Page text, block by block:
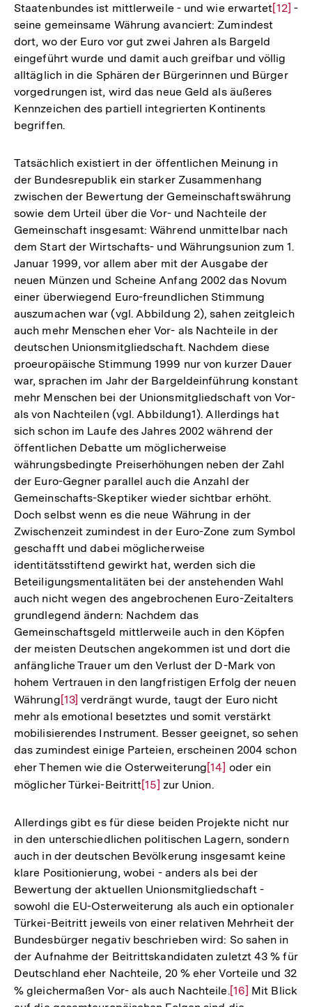
der
Fußnote
Auflösung
der
Fußnote
Staatenbundes ist mittlerweile - und wie erwartetZur
[12] -
seine gemeinsame Währung avanciert: Zumindest
dort, wo der Euro vor gut zwei Jahren als Bargeld
eingeführt wurde und damit auch greifbar und völlig
alltäglich in die Sphären der Bürgerinnen und Bürger
vorgedrungen ist, wird das neue Geld als äußeres
Kennzeichen des partiell integrierten Kontinents
begriffen.
Tatsächlich existiert in der öffentlichen Meinung in
der Bundesrepublik ein starker Zusammenhang
zwischen der Bewertung der Gemeinschaftswährung
sowie dem Urteil über die Vor- und Nachteile der
Gemeinschaft insgesamt: Während unmittelbar nach
dem Start der Wirtschafts- und Währungsunion zum 1.
Januar 1999, vor allem aber mit der Ausgabe der
neuen Münzen und Scheine Anfang 2002 das Novum
einer überwiegend Euro-freundlichen Stimmung
auszumachen war (vgl. Abbildung 2), sahen zeitgleich
auch mehr Menschen eher Vor- als Nachteile in der
deutschen Unionsmitgliedschaft. Nachdem diese
proeuropäische Stimmung 1999 nur von kurzer Dauer
war, sprachen im Jahr der Bargeldeinführung konstant
mehr Menschen bei der Unionsmitgliedschaft von Vor-
als von Nachteilen (vgl. Abbildung1). Allerdings hat
sich schon im Laufe des Jahres 2002 während der
öffentlichen Debatte um möglicherweise
währungsbedingte Preiserhöhungen neben der Zahl
der Euro-Gegner parallel auch die Anzahl der
Gemeinschafts-Skeptiker wieder sichtbar erhöht.
Doch selbst wenn es die neue Währung in der
Zwischenzeit zumindest in der Euro-Zone zum Symbol
geschafft und dabei möglicherweise
identitätsstiftend gewirkt hat, werden sich die
Beteiligungsmentalitäten bei der anstehenden Wahl
auch nicht wegen des angebrochenen Euro-Zeitalters
grundlegend ändern: Nachdem das
Gemeinschaftsgeld mittlerweile auch in den Köpfen
der meisten Deutschen angekommen ist und dort die
anfängliche Trauer um den Verlust der D-Mark von
hohem Vertrauen in den langfristigen Erfolg der neuen
WährungZur
Auflösung
der
Fußnote
[13] verdrängt wurde, taugt der Euro nicht
mehr als emotional besetztes und somit verstärkt
mobilisierendes Instrument. Besser geeignet, so sehen
das zumindest einige Parteien, erscheinen 2004 schon
eher Themen wie die OsterweiterungZur
Auflösung
Fußnote
[14] oder ein
möglicher Türkei-BeitrittZur
der
Fußnote
[15] zur Union.
Allerdings gibt es für diese beiden Projekte nicht nur
in den unterschiedlichen politischen Lagern, sondern
auch in der deutschen Bevölkerung insgesamt keine
klare Positionierung, wobei - anders als bei der
Bewertung der aktuellen Unionsmitgliedschaft -
sowohl die EU-Osterweiterung als auch ein optionaler
Türkei-Beitritt jeweils von einer relativen Mehrheit der
Bundesbürger negativ beschrieben wird: So sahen in
der Aufnahme der Beitrittskandidaten zuletzt 43 % für
Deutschland eher Nachteile, 20 % eher Vorteile und 32
% gleichermaßen Vor- als auch Nachteile.Zur
[16] Mit Blick